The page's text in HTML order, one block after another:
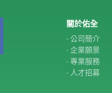
關於佑全
公司簡介
企業願景
專業服務
人才招募